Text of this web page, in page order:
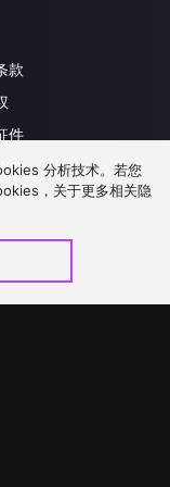
款
件
談
分析技术。若您
，关于更多相关隐